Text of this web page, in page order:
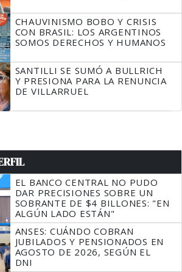
CHAUVINISMO BOBO Y CRISIS
CON BRASIL: LOS ARGENTINOS
SOMOS DERECHOS Y HUMANOS
SANTILLI SE SUMÓ A BULLRICH
Y PRESIONA PARA LA RENUNCIA
DE VILLARRUEL
EL BANCO CENTRAL NO PUDO
DAR PRECISIONES SOBRE UN
SOBRANTE DE $4 BILLONES: "EN
ALGÚN LADO ESTÁN"
ANSES: CUÁNDO COBRAN
JUBILADOS Y PENSIONADOS EN
AGOSTO DE 2026, SEGÚN EL
DNI